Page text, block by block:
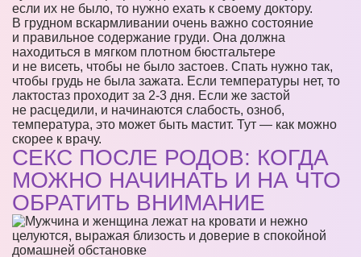
если их не было, то нужно ехать к своему доктору.
В грудном вскармливании очень важно состояние
и правильное содержание груди. Она должна
находиться в мягком плотном бюстгальтере
и не висеть, чтобы не было застоев. Спать нужно так,
чтобы грудь не была зажата. Если температуры нет, то
лактостаз проходит за 2-3 дня. Если же застой
не расцедили, и начинаются слабость, озноб,
температура, это может быть мастит. Тут — как можно
скорее к врачу.
СЕКС ПОСЛЕ РОДОВ: КОГДА
МОЖНО НАЧИНАТЬ И НА ЧТО
ОБРАТИТЬ ВНИМАНИЕ